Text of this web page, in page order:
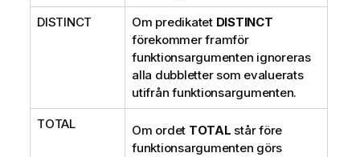
a
t
i
o
n
DISTINCT Om predikatet DISTINCT
förekommer framför
funktionsargumenten ignoreras
alla dubbletter som evaluerats
utifrån funktionsargumenten.
TOTAL Om ordet TOTAL står före
funktionsargumenten görs